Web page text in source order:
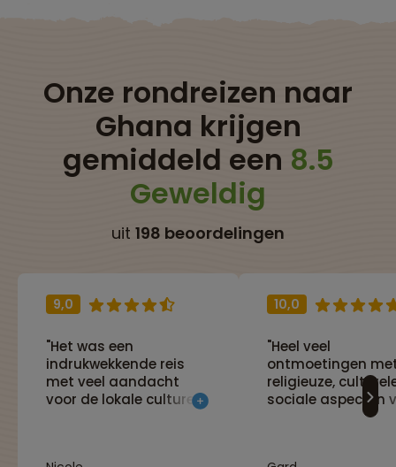
Onze rondreizen naar
Ghana krijgen
gemiddeld een 8.5
Geweldig
uit 198 beoordelingen
9,0
"Het was een
indrukwekkende reis
met veel aandacht
voor de lokale culturen
10,0
"Heel veel
ontmoetingen
religieuze,
sociale aspecten
een deel van